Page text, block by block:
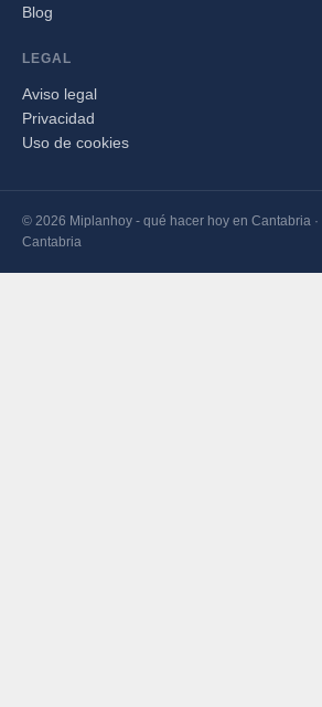
Blog
LEGAL
Aviso legal
Privacidad
Uso de cookies
© 2026 Miplanhoy - qué hacer hoy en Cantabria
Cantabria